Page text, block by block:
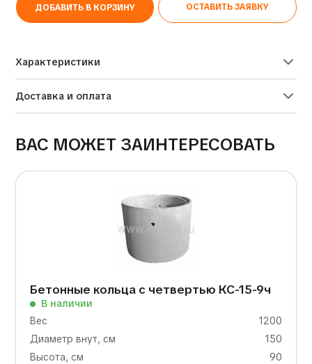
ДОБАВИТЬ В КОРЗИНУ ОСТАВИТЬ ЗАЯВКУ
Характеристики
Доставка и оплата
ВАС МОЖЕТ ЗАИНТЕРЕСОВАТЬ
Бетонные кольца с четвертью КС-15-9ч
В наличии
Вес
1200
Диаметр внут, см
150
Высота, см
90